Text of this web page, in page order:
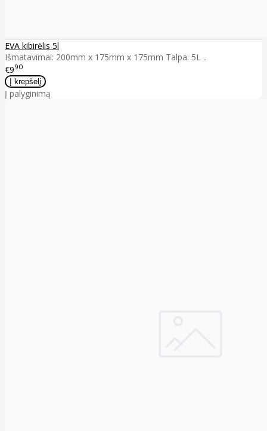
EVA kibirėlis 5l
Išmatavimai: 200mm x 175mm x 175mm Talpa: 5L ..
€990
Į palyginimą